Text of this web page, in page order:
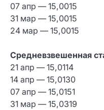
07 апр — 15,0015
31 мар — 15,0015
24 мар — 15,0015
Средневзвешенная
21 апр — 15,0114
14 апр — 15,0130
07 апр — 15,0151
31 мар — 15,0319